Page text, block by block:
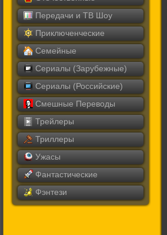
Передачи и ТВ Шоу
Приключенческие
Семейные
Сериалы (Зарубежные)
Сериалы (Российские)
Смешные Переводы
Трейлеры
Триллеры
Ужасы
Фантастические
Фэнтези